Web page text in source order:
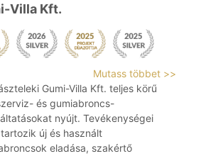
Villa Kft.
Mutass többet >>
Gumi-Villa Kft. teljes körű
és gumiabroncs-
nyújt. Tevékenységei
új és használt
eladása, szakértő